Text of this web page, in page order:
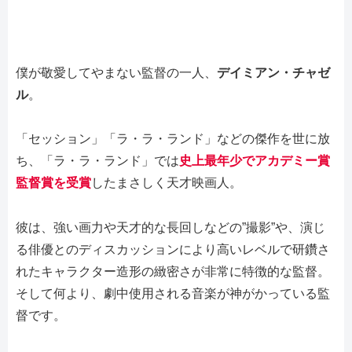
僕が敬愛してやまない監督の一人、 デイミアン・チャゼ
ル。
「セッション」「ラ・ラ・ランド」などの傑作を世に放
ち、「ラ・ラ・ランド」では史上最年少でアカデミー賞
監督賞を受賞したまさしく天才映画人。
彼は、強い画力や天才的な長回しなどの”撮影”や、演じ
る俳優とのディスカッションにより高いレベルで研鑽さ
れたキャラクター造形の緻密さが非常に特徴的な監督。
そして何より、劇中使用される音楽が神がかっている監
督です。